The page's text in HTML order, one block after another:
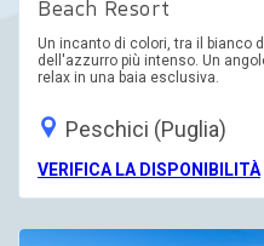
Beach Resort
Un incanto di colori, tra il bianco
dell'azzurro più intenso. Un
relax in una baia esclusiva.
Peschici (Puglia)
VERIFICA LA DISPONIBILITÀ